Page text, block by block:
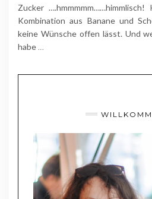
Zucker
Kombination aus Banane und
keine Wünsche offen lässt. Und
habe …